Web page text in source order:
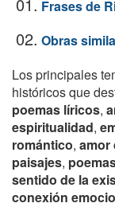
Frases de
02. Obras
Los principales
históricos que
poemas líricos,
espiritualidad,
romántico, amor
paisajes,
sentido de la
conexión